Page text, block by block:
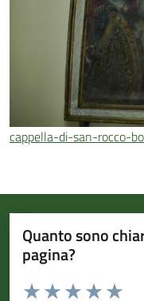
cappella-di-san-rocco-
Quanto sono
pagina?
Valuta da 1 a 5 stelle la